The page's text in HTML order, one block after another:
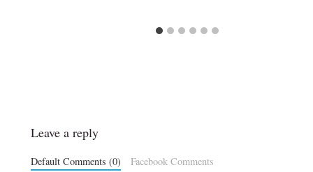
Leave a reply
Default Comments (0) Facebook Comments